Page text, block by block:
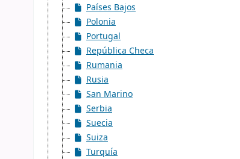
Países Bajos
Polonia
Portugal
República Checa
Rumania
Rusia
San Marino
Serbia
Suecia
Suiza
Turquía